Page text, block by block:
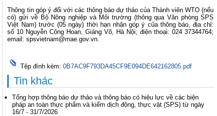
Thông tin góp ý đối với các thông báo dự thảo của Thành viên WTO (nếu
có) gửi về Bộ Nông nghiệp và Môi trường (thông qua Văn phòng SPS
Việt Nam) trước (05 ngày) thời hạn nhận góp ý của thông báo, địa chỉ:
số 10 Nguyễn Công Hoan, Giảng Võ, Hà Nội; điện thoại: 024 37344764;
email:spsvietnam@mae.gov.vn.
Tệp đính kèm: 0B7AC9F793DA45CF9E094DE642162805.pdf
Tin khác
Tổng hợp thông báo dự thảo và thông báo có hiệu lực về các biện
pháp an toàn thực phẩm và kiểm dịch động, thực vật (SPS) từ ngày
16/7 - 31/7/2026